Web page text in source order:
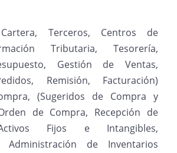
Terceros, Centros de
Tributaria, Tesorería,
Gestión de Ventas,
Remisión, Facturación)
(Sugeridos de Compra y
de Compra, Recepción de
Fijos e Intangibles,
Administración de Inventarios